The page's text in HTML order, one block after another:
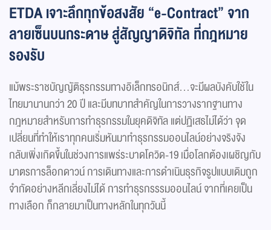
ETDA เจาะลึกทุกข้อสงสัย “e-Contract” จาก
ลายเซ็นบนกระดาษ สู่สัญญาดิจิทัล ที่กฎหมาย
รองรับ
แม้พระราชบัญญัติธุรกรรมทางอิเล็กทรอนิกส์…จะมีผลบังคับใช้ใน
ไทยมานานกว่า 20 ปี และมีบทบาทสำคัญในการวางรากฐานทาง
กฎหมายสำหรับการทำธุรกรรมในยุคดิจิทัล แต่ปฏิเสธไม่ได้ว่า จุด
เปลี่ยนที่ทำให้เราทุกคนเริ่มหันมาทำธุรกรรมออนไลน์อย่างจริงจัง
กลับเพิ่งเกิดขึ้นในช่วงการแพร่ระบาดโควิด-19 เมื่อโลกต้องเผชิญกับ
มาตรการล็อกดาวน์ การเดินทางและการดำเนินธุรกิจรูปแบบเดิมถูก
จำกัดอย่างหลีกเลี่ยงไม่ได้ การทำธุรกรรรมออนไลน์ จากที่เคยเป็น
ทางเลือก ก็กลายมาเป็นทางหลักในทุกวันนี้